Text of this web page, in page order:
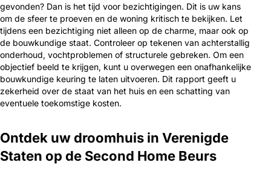
gevonden? Dan is het tijd voor bezichtigingen. Dit is uw kans
om de sfeer te proeven en de woning kritisch te bekijken. Let
tijdens een bezichtiging niet alleen op de charme, maar ook op
de bouwkundige staat. Controleer op tekenen van achterstallig
onderhoud, vochtproblemen of structurele gebreken. Om een
objectief beeld te krijgen, kunt u overwegen een onafhankelijke
bouwkundige keuring te laten uitvoeren. Dit rapport geeft u
zekerheid over de staat van het huis en een schatting van
eventuele toekomstige kosten.
Ontdek uw droomhuis in Verenigde
Staten op de Second Home Beurs